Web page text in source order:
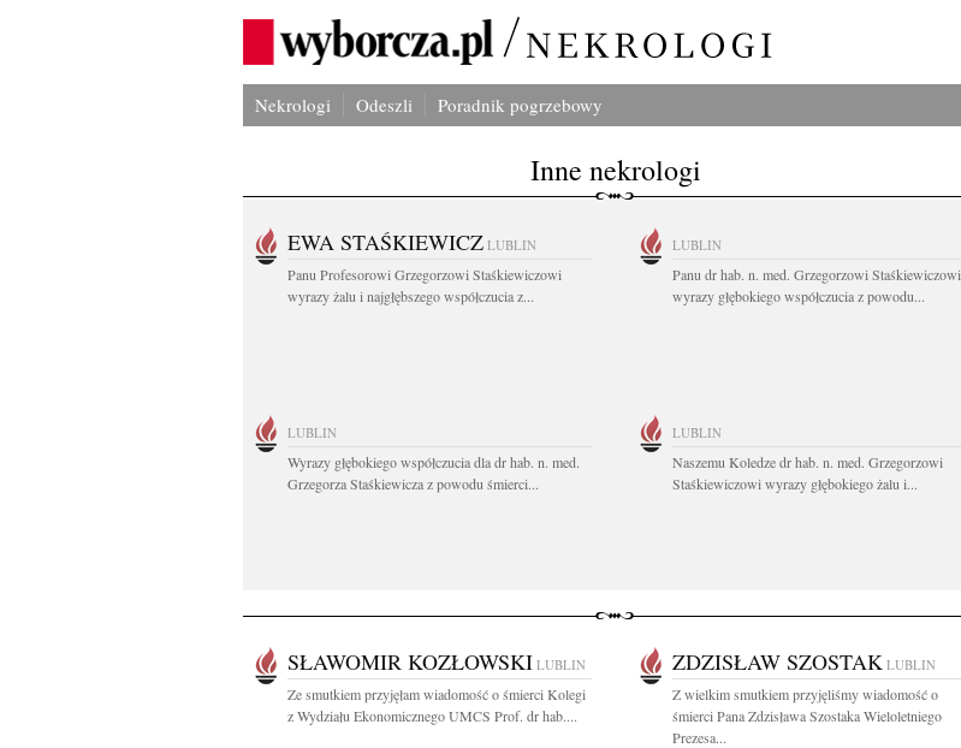
Nekrologi Odeszli Poradnik pogrzebowy
Inne nekrologi
EWA STAŚKIEWICZ LUBLIN
Panu Profesorowi Grzegorzowi Staśkiewiczowi
wyrazy żalu i najgłębszego współczucia z...
LUBLIN
Panu dr hab. n. med. Grzegorzowi Staśkiewiczowi
wyrazy głębokiego współczucia z powodu...
LUBLIN
Wyrazy głębokiego współczucia dla dr hab. n. med.
Grzegorza Staśkiewicza z powodu śmierci...
LUBLIN
Naszemu Koledze dr hab. n. med. Grzegorzowi
Staśkiewiczowi wyrazy głębokiego żalu i...
SŁAWOMIR KOZŁOWSKI LUBLIN
Ze smutkiem przyjęłam wiadomość o śmierci Kolegi
z Wydziału Ekonomicznego UMCS Prof. dr hab....
ZDZISŁAW SZOSTAK LUBLIN
Z wielkim smutkiem przyjęliśmy wiadomość o
śmierci Pana Zdzisława Szostaka Wieloletniego
Prezesa...